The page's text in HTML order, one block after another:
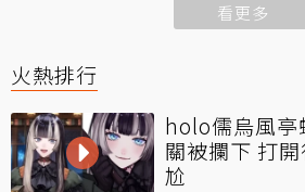
看更多
火熱排行
holo儒烏風亭
關被攔下 打
尬